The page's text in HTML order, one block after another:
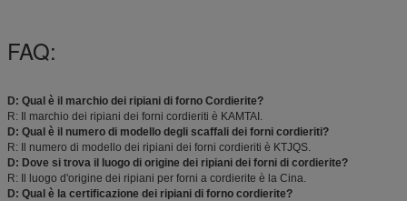
FAQ:
D: Qual è il marchio dei ripiani di forno Cordierite?
R: Il marchio dei ripiani dei forni cordieriti è KAMTAI.
D: Qual è il numero di modello degli scaffali dei forni cordieriti?
R: Il numero di modello dei ripiani dei forni cordieriti è KTJQS.
D: Dove si trova il luogo di origine dei ripiani dei forni di cordierite?
R: Il luogo d'origine dei ripiani per forni a cordierite è la Cina.
D: Qual è la certificazione dei ripiani di forno cordierite?